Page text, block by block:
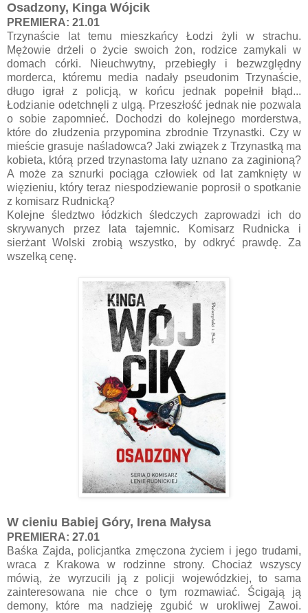
Osadzony, Kinga Wójcik
PREMIERA: 21.01
Trzynaście lat temu mieszkańcy Łodzi żyli w strachu.
Mężowie drżeli o życie swoich żon, rodzice zamykali w
domach córki. Nieuchwytny, przebiegły i bezwzględny
morderca, któremu media nadały pseudonim Trzynaście,
długo igrał z policją, w końcu jednak popełnił błąd...
Łodzianie odetchnęli z ulgą. Przeszłość jednak nie pozwala
o sobie zapomnieć. Dochodzi do kolejnego morderstwa,
które do złudzenia przypomina zbrodnie Trzynastki. Czy w
mieście grasuje naśladowca? Jaki związek z Trzynastką ma
kobieta, którą przed trzynastoma laty uznano za zaginioną?
A może za sznurki pociąga człowiek od lat zamknięty w
więzieniu, który teraz niespodziewanie poprosił o spotkanie
z komisarz Rudnicką?
Kolejne śledztwo łódzkich śledczych zaprowadzi ich do
skrywanych przez lata tajemnic. Komisarz Rudnicka i
sierżant Wolski zrobią wszystko, by odkryć prawdę. Za
wszelką cenę.
W cieniu Babiej Góry, Irena Małysa
PREMIERA: 27.01
Baśka Zajda, policjantka zmęczona życiem i jego trudami,
wraca z Krakowa w rodzinne strony. Chociaż wszyscy
mówią, że wyrzucili ją z policji wojewódzkiej, to sama
zainteresowana nie chce o tym rozmawiać. Ścigają ją
demony, które ma nadzieję zgubić w urokliwej Zawoi.